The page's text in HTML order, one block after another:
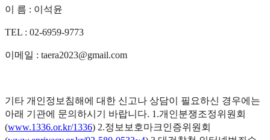
이 름 : 이석윤
TEL : 02-6959-9773
이메일 : taera2023@gmail.com
기타 개인정보침해에 대한 신고나 상담이 필요하신 경우에는
아래 기관에 문의하시기 바랍니다. 1.개인분쟁조정위원회
(www.1336.or.kr/1336) 2.정보보호마크인증위원회